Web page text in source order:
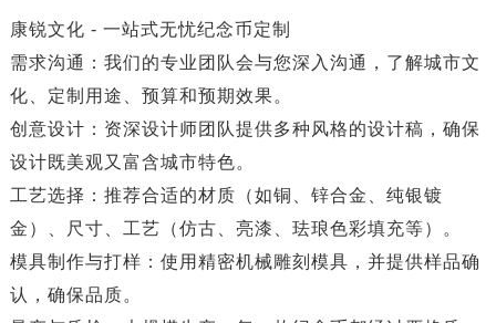
康锐文化 - 一站式无忧纪念币定制
​​需求沟通​​：我们的专业团队会与您深入沟通，了解城市文
化、定制用途、预算和预期效果。
​​创意设计​​：资深设计师团队提供多种风格的设计稿，确保
设计既美观又富含城市特色。
​​工艺选择​​：推荐合适的材质（如铜、锌合金、纯银镀
金）、尺寸、工艺（仿古、亮漆、珐琅色彩填充等）。
​​模具制作与打样​​：使用精密机械雕刻模具，并提供样品确
认，确保品质。